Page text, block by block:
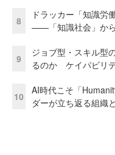
8
ドラッカー「知識労
——「知識社会」か
9
ジョブ型・スキル型
るのか ケイパビリ
10
AI時代こそ「
ダーが立ち返る組織